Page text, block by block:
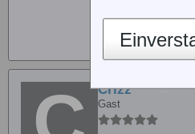
Crizz
Gast